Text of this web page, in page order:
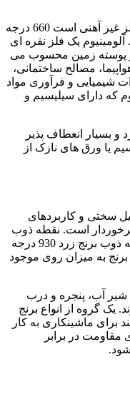
نقطه ذوب آلومینیوم که پر کاربردترین فلز غیر آهنی است 660 درجه
است. آلومینیوم یک فلز نقره ای
پوسته زمین محسوب می
مصالح ساختمانی،
شیمیایی و فرآوری مواد
که دارای سیلیسیم و
و بسیار انعطاف پذیر
یا ورق های نازک از
سختی و کاربردهای
برخوردار است. نقطه ذوب
برنج قرمز 1000 درجه سانتی گراد و نقطه ذوب برنج زرد 930 درجه
به میزان روی موجود
شیر آب، پنجره و درب
یک گروه از انواع برنج
برای ماشینکاری به کار
مقاومت در برابر